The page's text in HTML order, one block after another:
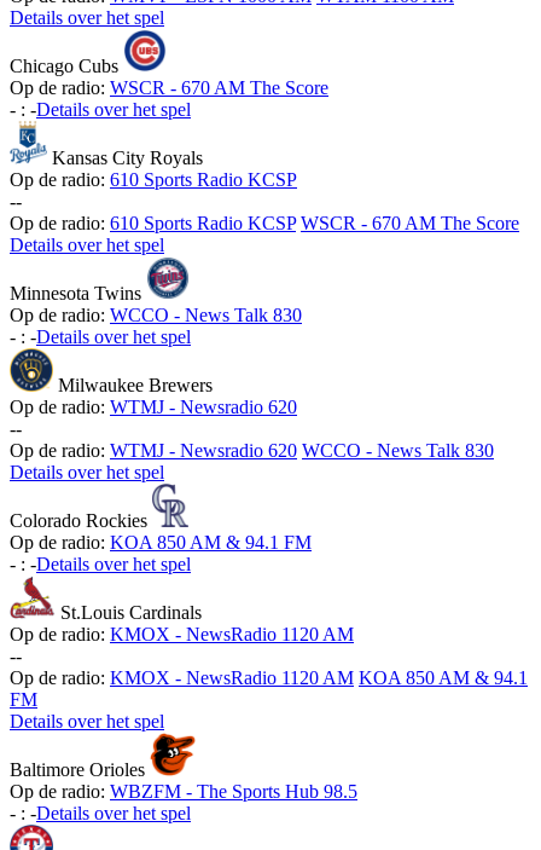
Details over het spel
Chicago Cubs
Op de radio: WSCR - 670 AM The Score
- : -Details over het spel
Kansas City Royals
Op de radio: 610 Sports Radio KCSP
--
Op de radio: 610 Sports Radio KCSP WSCR - 670 AM The Score
Details over het spel
Minnesota Twins
Op de radio: WCCO - News Talk 830
- : -Details over het spel
Milwaukee Brewers
Op de radio: WTMJ - Newsradio 620
--
Op de radio: WTMJ - Newsradio 620 WCCO - News Talk 830
Details over het spel
Colorado Rockies
Op de radio: KOA 850 AM & 94.1 FM
- : -Details over het spel
St.Louis Cardinals
Op de radio: KMOX - NewsRadio 1120 AM
--
Op de radio: KMOX - NewsRadio 1120 AM KOA 850 AM & 94.1
FM
Details over het spel
Baltimore Orioles
Op de radio: WBZFM - The Sports Hub 98.5
- : -Details over het spel